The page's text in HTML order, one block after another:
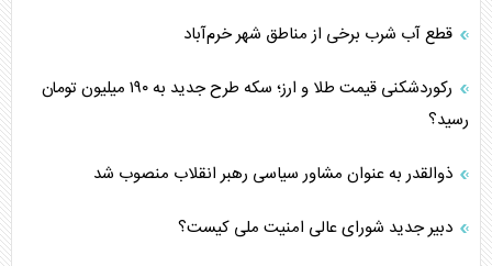
قطع آب شرب برخی از مناطق شهر خرم‌آباد
رکوردشکنی قیمت طلا و ارز؛ سکه طرح جدید به ۱۹۰ میلیون تومان
رسید؟
ذوالقدر به عنوان مشاور سیاسی رهبر انقلاب منصوب شد
دبیر جدید شورای عالی امنیت ملی کیست؟